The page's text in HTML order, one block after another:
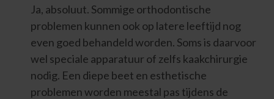
Ja, absoluut. Sommige orthodontische
problemen kunnen ook op latere leeftijd nog
even goed behandeld worden. Soms is daarvoor
wel speciale apparatuur of zelfs kaakchirurgie
nodig. Een diepe beet en esthetische
problemen worden meestal pas tijdens de